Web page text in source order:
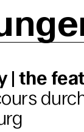
| the